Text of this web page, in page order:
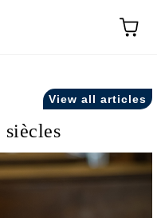
View all articles